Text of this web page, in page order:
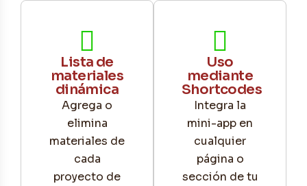
Lista de
materiales
dinámica
Agrega o
elimina
materiales de
cada
proyecto de
Uso
mediante
Shortcodes
Integra la
mini-app en
cualquier
página o
sección de tu